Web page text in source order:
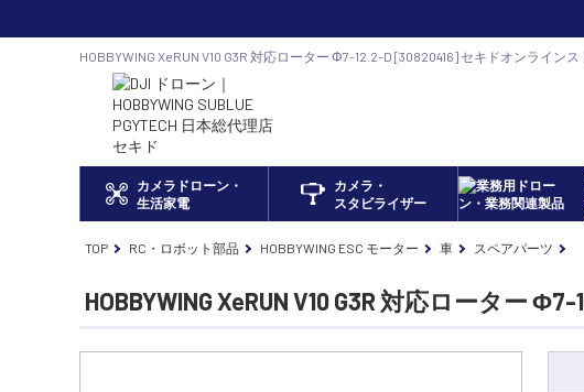
HOBBYWING XeRUN V10 G3R 対応ローター Φ7-12.2-D [30820416] セキドオンライン
DJI ドローン正規代理店
カメラドローン・
生活家電
カメラ・
スタビライザー
TOP RC・ロボット部品 HOBBYWING ESC モーター 車 スペアパーツ
HOBBYWING XeRUN V10 G3R 対応ローター Φ7-